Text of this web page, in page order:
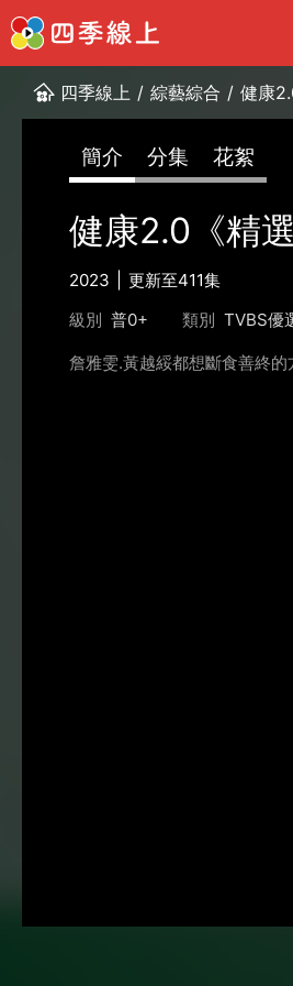
四季線上 / 綜藝綜合 / 健康
簡介 分集 花絮
健康2.0《精選
2023
更新至411集
級別 普0+ 類別 TVBS優
詹雅雯.黃越綏都想斷食善終